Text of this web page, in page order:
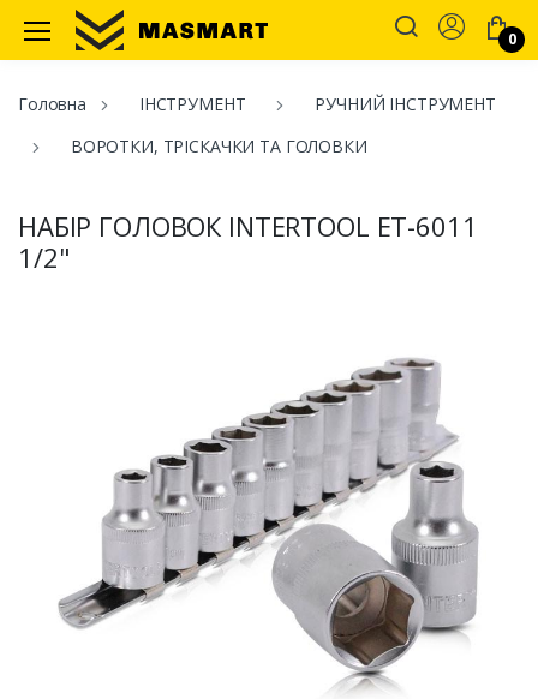
Masmart
Account
0
Головна ІНСТРУМЕНТ
РУЧНИЙ ІНСТРУМЕНТ
ВОРОТКИ, ТРІСКАЧКИ ТА ГОЛОВКИ
НАБІР ГОЛОВОК INTERTOOL ET-6011
1/2"